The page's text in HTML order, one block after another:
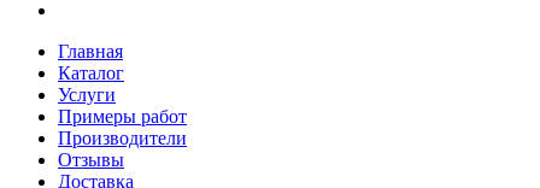
Главная
Каталог
Услуги
Примеры работ
Производители
Отзывы
Доставка